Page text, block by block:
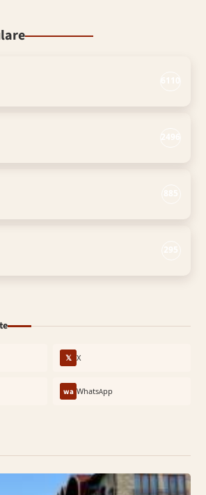
𝕏 X
wa WhatsApp